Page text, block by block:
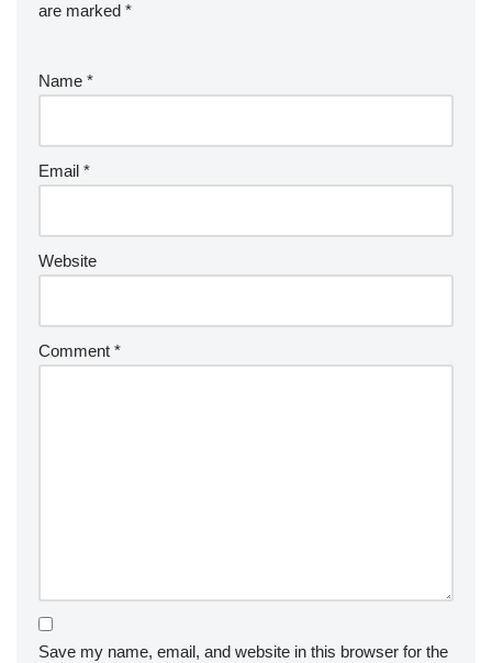
are marked *
Name *
Email *
Website
Comment *
Save my name, email, and website in this browser for the